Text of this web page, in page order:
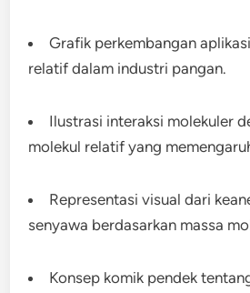
Grafik perkembangan
relatif dalam industri pangan.
Ilustrasi interaksi molekuler
molekul relatif yang
Representasi visual dari
senyawa berdasarkan massa
Konsep komik pendek